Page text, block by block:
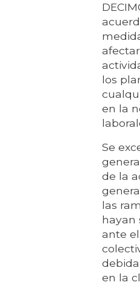
los
en la
Se
de la
las
hayan
ante
en la